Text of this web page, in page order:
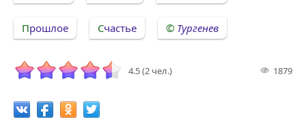
Прошлое Счастье Тургенев
4.5 (2 чел.) 1879